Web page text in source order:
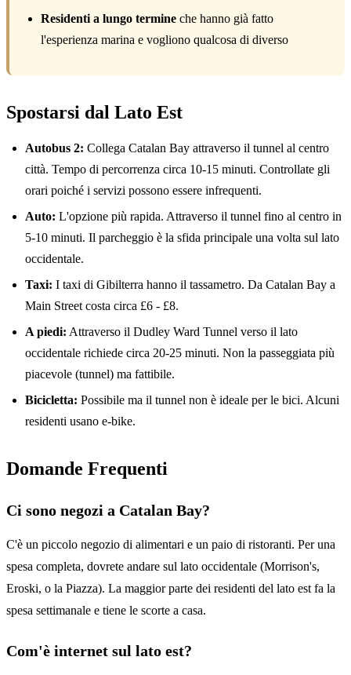
Residenti a lungo termine che hanno già fatto
l'esperienza marina e vogliono qualcosa di diverso
Spostarsi dal Lato Est
Autobus 2: Collega Catalan Bay attraverso il tunnel al centro
città. Tempo di percorrenza circa 10-15 minuti. Controllate gli
orari poiché i servizi possono essere infrequenti.
Auto: L'opzione più rapida. Attraverso il tunnel fino al centro in
5-10 minuti. Il parcheggio è la sfida principale una volta sul lato
occidentale.
Taxi: I taxi di Gibilterra hanno il tassametro. Da Catalan Bay a
Main Street costa circa £6 - £8.
A piedi: Attraverso il Dudley Ward Tunnel verso il lato
occidentale richiede circa 20-25 minuti. Non la passeggiata più
piacevole (tunnel) ma fattibile.
Bicicletta: Possibile ma il tunnel non è ideale per le bici. Alcuni
residenti usano e-bike.
Domande Frequenti
Ci sono negozi a Catalan Bay?
C'è un piccolo negozio di alimentari e un paio di ristoranti. Per una
spesa completa, dovrete andare sul lato occidentale (Morrison's,
Eroski, o la Piazza). La maggior parte dei residenti del lato est fa la
spesa settimanale e tiene le scorte a casa.
Com'è internet sul lato est?